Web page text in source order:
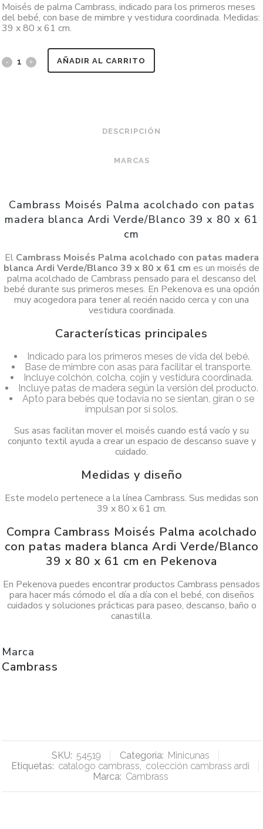
Moisés de palma Cambrass, indicado para los primeros meses
del bebé, con base de mimbre y vestidura coordinada. Medidas:
39 x 80 x 61 cm.
AÑADIR AL CARRITO
DESCRIPCIÓN
MARCAS
Cambrass Moisés Palma acolchado con patas
madera blanca Ardi Verde/Blanco 39 x 80 x 61
cm
El Cambrass Moisés Palma acolchado con patas madera
blanca Ardi Verde/Blanco 39 x 80 x 61 cm es un moisés de
palma acolchado de Cambrass pensado para el descanso del
bebé durante sus primeros meses. En Pekenova es una opción
muy acogedora para tener al recién nacido cerca y con una
vestidura coordinada.
Características principales
Indicado para los primeros meses de vida del bebé.
Base de mimbre con asas para facilitar el transporte.
Incluye colchón, colcha, cojín y vestidura coordinada.
Incluye patas de madera según la versión del producto.
Apto para bebés que todavía no se sientan, giran o se
impulsan por sí solos.
Sus asas facilitan mover el moisés cuando está vacío y su
conjunto textil ayuda a crear un espacio de descanso suave y
cuidado.
Medidas y diseño
Este modelo pertenece a la línea Cambrass. Sus medidas son
39 x 80 x 61 cm.
Compra Cambrass Moisés Palma acolchado
con patas madera blanca Ardi Verde/Blanco
39 x 80 x 61 cm en Pekenova
En Pekenova puedes encontrar productos Cambrass pensados
para hacer más cómodo el día a día con el bebé, con diseños
cuidados y soluciones prácticas para paseo, descanso, baño o
canastilla.
Marca
Cambrass
SKU: 54519 Categoría: Minicunas
Etiquetas: catalogo cambrass, colección cambrass ardi
Marca: Cambrass